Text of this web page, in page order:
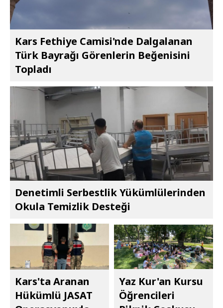
Kars Fethiye Camisi'nde Dalgalanan
Türk Bayrağı Görenlerin Beğenisini
Topladı
Denetimli Serbestlik Yükümlülerinden
Okula Temizlik Desteği
Kars'ta Aranan
Hükümlü JASAT
Yaz Kur'an Kursu
Öğrencileri